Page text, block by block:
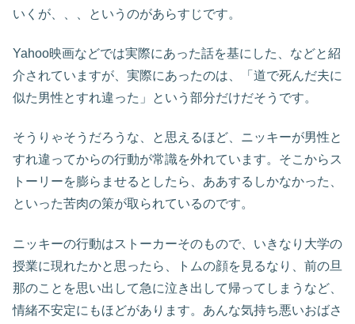
いくが、、、というのがあらすじです。
Yahoo映画などでは実際にあった話を基にした、などと紹
介されていますが、実際にあったのは、「道で死んだ夫に
似た男性とすれ違った」という部分だけだそうです。
そうりゃそうだろうな、と思えるほど、ニッキーが男性と
すれ違ってからの行動が常識を外れています。そこからス
トーリーを膨らませるとしたら、ああするしかなかった、
といった苦肉の策が取られているのです。
ニッキーの行動はストーカーそのもので、いきなり大学の
授業に現れたかと思ったら、トムの顔を見るなり、前の旦
那のことを思い出して急に泣き出して帰ってしまうなど、
情緒不安定にもほどがあります。あんな気持ち悪いおばさ